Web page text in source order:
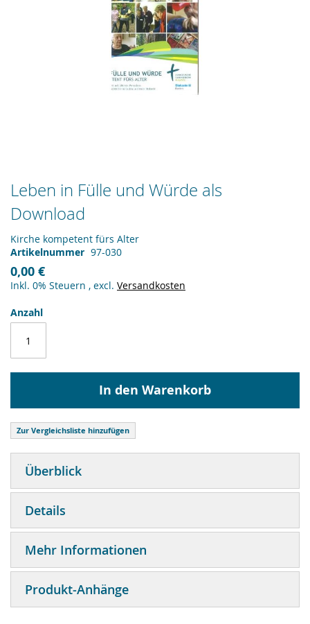
Leben in Fülle und Würde als
Download
Kirche kompetent fürs Alter
Artikelnummer 97-030
0,00 €
Inkl. 0% Steuern , excl. Versandkosten
Anzahl
In den Warenkorb
Zur Vergleichsliste hinzufügen
Zum
Anfang
der
Bildergalerie
springen
Überblick
Details
Mehr Informationen
Produkt-Anhänge